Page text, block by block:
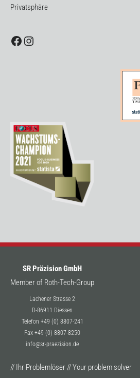
Privatsphäre
Facebook
Instagram
SR Präzision GmbH
Member of Roth-Tech-Group
Lachener Strasse 2
D-86911 Diessen
Telefon +49 (0) 8807-241
Fax +49 (0) 8807-8250
info@sr-praezision.de
// Ihr Problemlöser // Your problem solver